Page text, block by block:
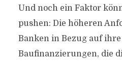
Und noch ein Faktor
pushen: Die höheren
Banken in Bezug auf
Baufinanzierungen, die